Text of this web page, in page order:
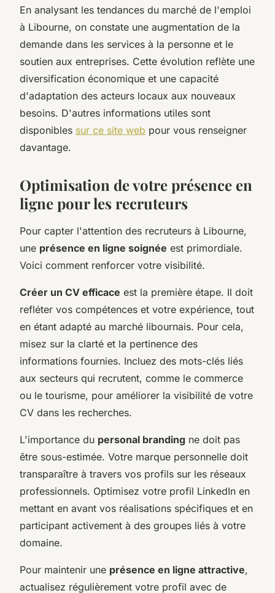
En analysant les tendances du marché de l'emploi
à Libourne, on constate une augmentation de la
demande dans les services à la personne et le
soutien aux entreprises. Cette évolution reflète une
diversification économique et une capacité
d'adaptation des acteurs locaux aux nouveaux
besoins. D'autres informations utiles sont
disponibles sur ce site web pour vous renseigner
davantage.
Optimisation de votre présence en
ligne pour les recruteurs
Pour capter l'attention des recruteurs à Libourne,
une présence en ligne soignée est primordiale.
Voici comment renforcer votre visibilité.
Créer un CV efficace est la première étape. Il doit
refléter vos compétences et votre expérience, tout
en étant adapté au marché libournais. Pour cela,
misez sur la clarté et la pertinence des
informations fournies. Incluez des mots-clés liés
aux secteurs qui recrutent, comme le commerce
ou le tourisme, pour améliorer la visibilité de votre
CV dans les recherches.
L'importance du personal branding ne doit pas
être sous-estimée. Votre marque personnelle doit
transparaître à travers vos profils sur les réseaux
professionnels. Optimisez votre profil LinkedIn en
mettant en avant vos réalisations spécifiques et en
participant activement à des groupes liés à votre
domaine.
Pour maintenir une présence en ligne attractive,
actualisez régulièrement votre profil avec de